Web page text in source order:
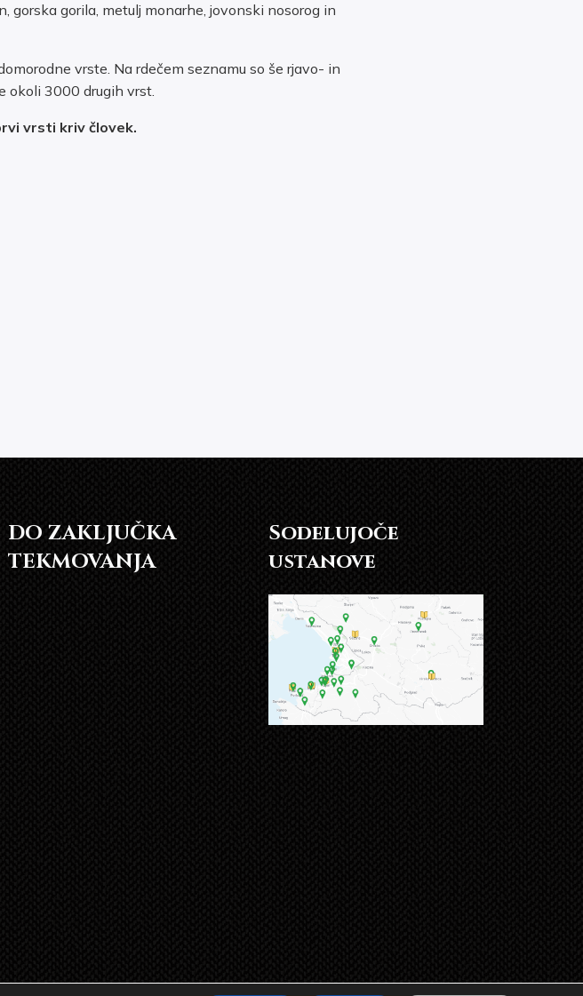
gorska gorila, metulj monarhe, jovonski nosorog in
vrste. Na rdečem seznamu so še rjavo- in
okoli 3000 drugih vrst.
vrsti kriv človek.
DO ZAKLJUČKA
TEKMOVANJA
Sodelujoče
ustanove